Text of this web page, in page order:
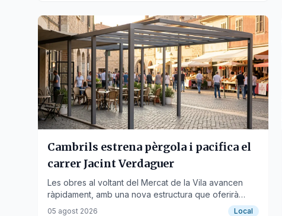
Cambrils estrena pèrgola i pacifica el
carrer Jacint Verdaguer
Les obres al voltant del Mercat de la Vila avancen
ràpidament, amb una nova estructura que oferirà
ombra i guanyarà espai per a terrasses.
05 agost 2026 Local